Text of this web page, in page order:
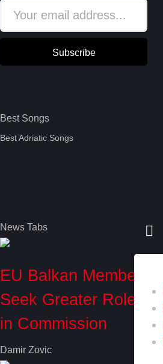
Subscribe
Best Songs
Best Adriatic Songs
News Tabs
EU Balkan Members
Seek Greater Role
in Commission
Damir Zovic